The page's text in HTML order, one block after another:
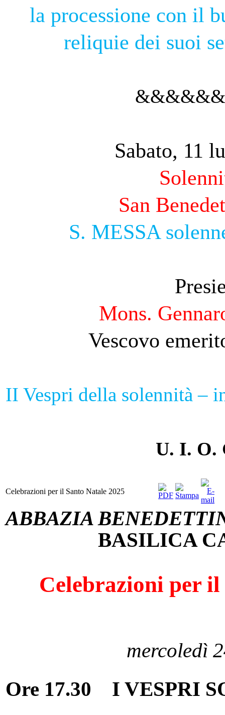
la processione con il
reliquie dei suoi
Sabato, 11
San
S. MESSA
Mons.
Vescovo
II Vespri della solennità –
U. I. O.
Celebrazioni per il Santo Natale 2025
ABBAZIA
BASILICA
Celebrazioni per il
mercoledì
Ore 17.30
I VESPRI